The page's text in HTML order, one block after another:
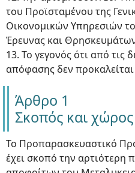
του Προϊσταμένου της
Οικονομικών Υπηρεσιών
Έρευνας και
13. Το γεγονός ότι από τις
απόφασης δεν
Άρθρο 1
Σκοπός και
Το Προπαρασκευαστικό
έχει σκοπό την αρτιότερη